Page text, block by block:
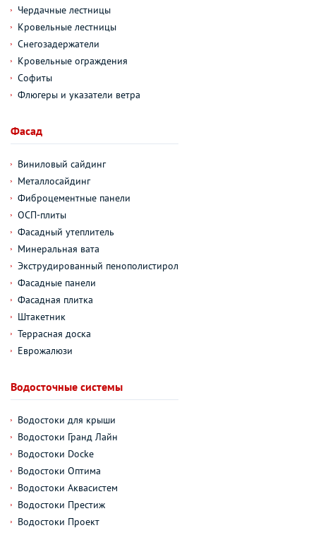
Чердачные лестницы
Кровельные лестницы
Снегозадержатели
Кровельные ограждения
Софиты
Флюгеры и указатели ветра
Фасад
Виниловый сайдинг
Металлосайдинг
Фиброцементные панели
ОСП-плиты
Фасадный утеплитель
Минеральная вата
Экструдированный пенополистирол
Фасадные панели
Фасадная плитка
Штакетник
Террасная доска
Еврожалюзи
Водосточные системы
Водостоки для крыши
Водостоки Гранд Лайн
Водостоки Docke
Водостоки Оптима
Водостоки Аквасистем
Водостоки Престиж
Водостоки Проект